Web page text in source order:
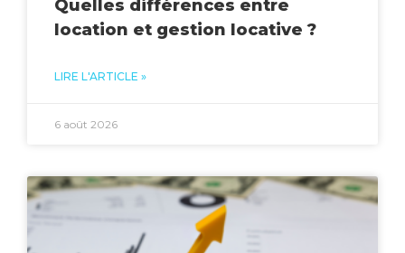
Quelles différences entre
location et gestion locative ?
LIRE L'ARTICLE »
6 août 2026